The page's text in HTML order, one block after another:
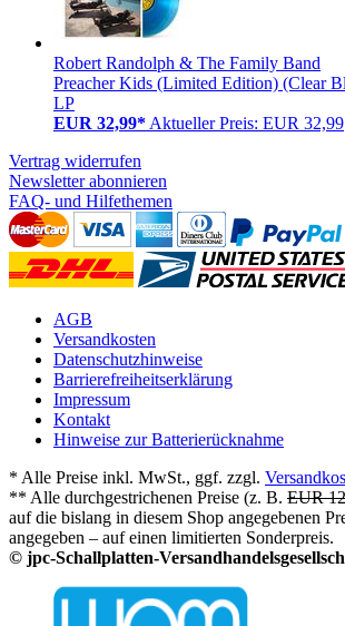
Robert Randolph & The Family Band
Preacher Kids (Limited Edition) (Clear
LP
EUR 32,99* Aktueller Preis: EUR 32,99
Vertrag widerrufen
Newsletter abonnieren
FAQ- und Hilfethemen
AGB
Versandkosten
Datenschutzhinweise
Barrierefreiheitserklärung
Impressum
Kontakt
Hinweise zur Batterierücknahme
* Alle Preise inkl. MwSt., ggf. zzgl.
** Alle durchgestrichenen Preise (z. B. EUR
auf die bislang in diesem Shop angegebenen
angegeben – auf einen limitierten Sonderpreis.
© jpc-Schallplatten-